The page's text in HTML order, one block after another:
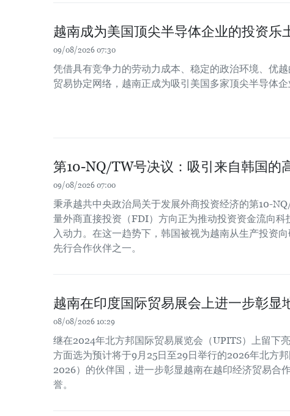
越南成为美国顶尖半导体企业的投资乐
09/08/2026 07:30
凭借具有竞争力的劳动力成本、稳定的政治环境、优
贸易协定网络，越南正成为吸引美国多家顶尖半导体企
第10-NQ/TW号决议：吸引来自韩国的
09/08/2026 07:00
秉承越共中央政治局关于发展外商投资经济的第10-
量外商直接投资（FDI）方向正为推动投资资金流向科
入动力。在这一趋势下，韩国被视为越南从生产投资
先行合作伙伴之一。
越南在印度国际贸易展会上进一步彰显
08/08/2026 10:29
继在2024年北方邦国际贸易展览会（UPITS）上留下
方面选为预计将于9月25日至29日举行的2026年北方
2026）的伙伴国，进一步彰显越南在越印经济贸易合
誉。